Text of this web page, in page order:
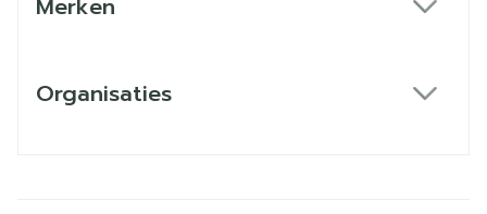
Merken
Organisaties